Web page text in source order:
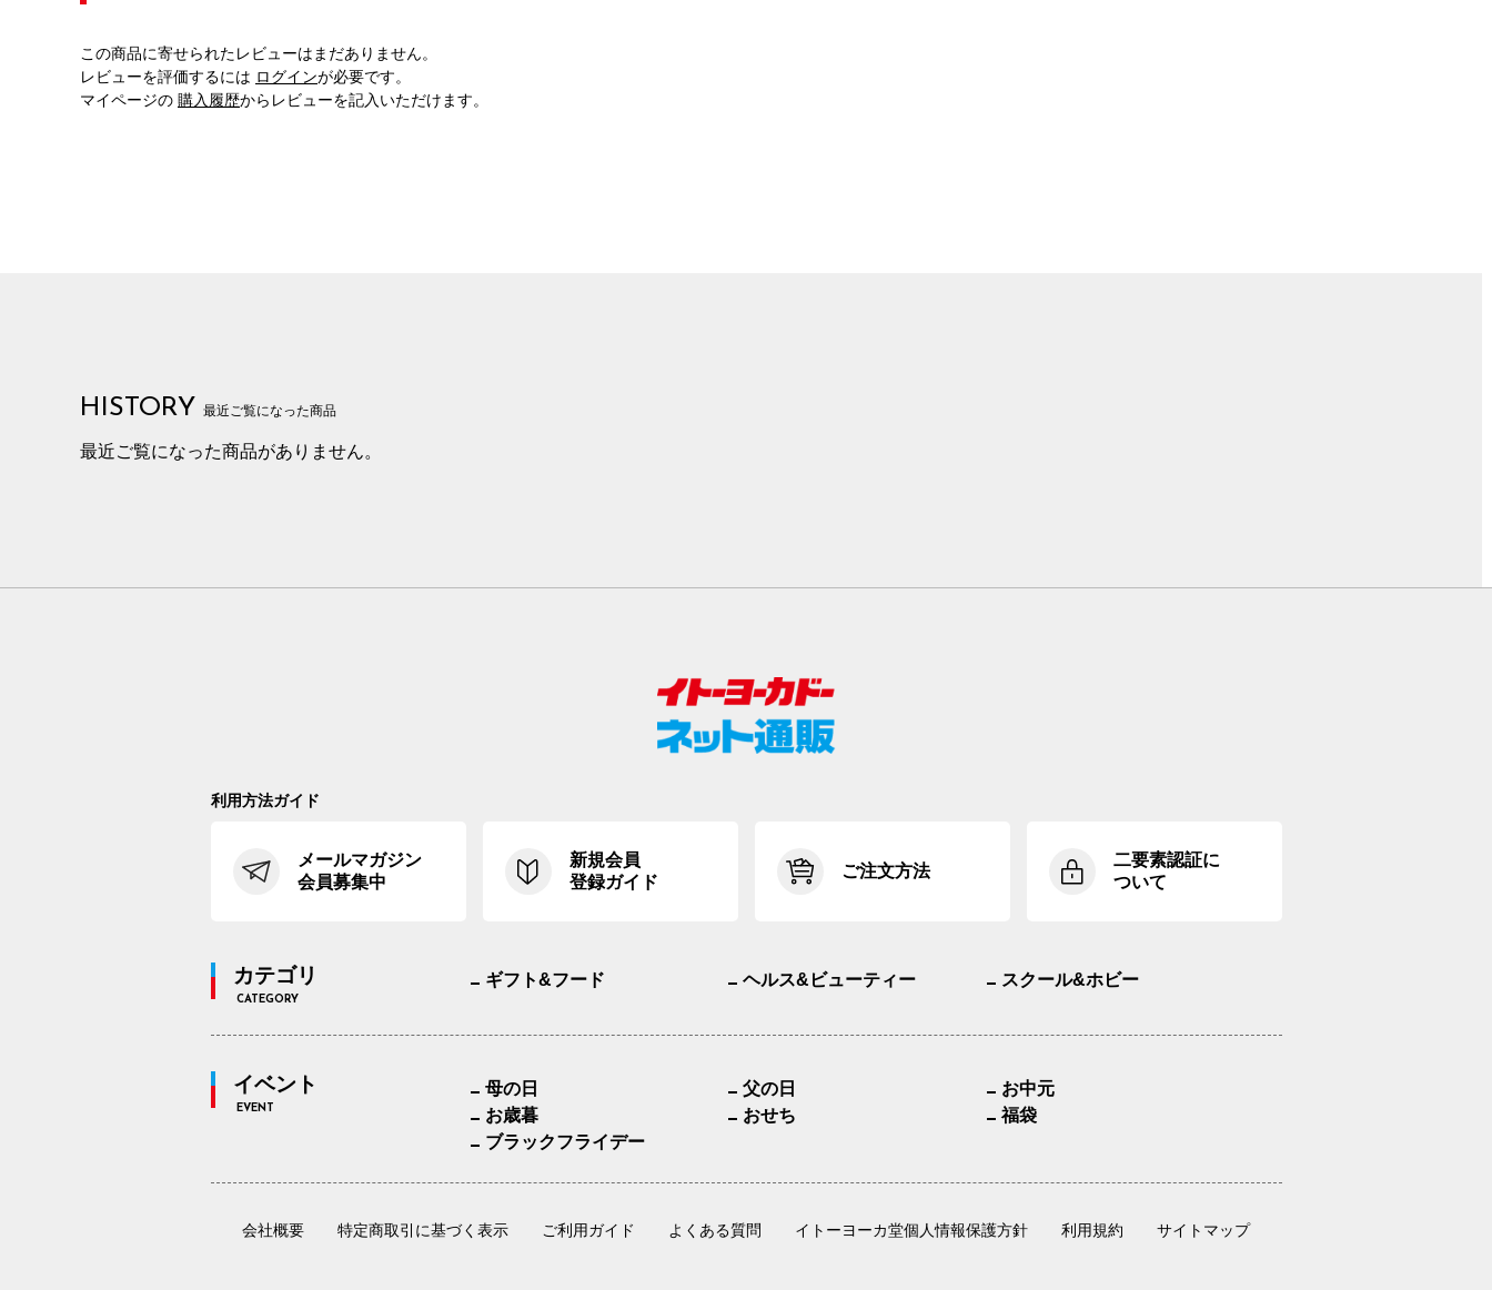
この商品に寄せられたレビューはまだありません。
レビューを評価するには ログインが必要です。
マイページの 購入履歴からレビューを記入いただけます。
HISTORY 最近ご覧になった商品
最近ご覧になった商品がありません。
利用方法ガイド
メールマガジン
会員募集中
新規会員
登録ガイド
ご注文方法
二要素認証に
ついて
カテゴリ
CATEGORY
ギフト&フード ヘルス&ビューティー スクール&ホビー
イベント
EVENT
母の日 父の日
お中元
お歳暮
おせち
福袋
ブラックフライデー
会社概要 特定商取引に基づく表示 ご利用ガイド よくある質問 イトーヨーカ堂個人情報保護方針 利用規約 サイトマップ